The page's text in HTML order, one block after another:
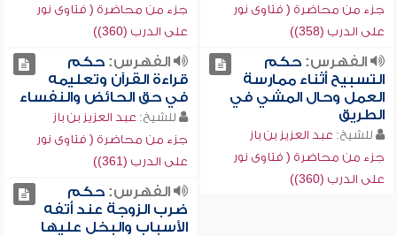
جزء من محاضرة ( فتاوى نور
على الدرب (358))
جزء من محاضرة ( فتاوى نور
على الدرب (360))
الفهرس:حكم
التسبيح أثناء ممارسة
العمل وحال المشي في
الطريق
للشيخ: عبد العزيز بن باز
جزء من محاضرة ( فتاوى نور
على الدرب (360))
الفهرس:حكم
قراءة القرآن وتعليمه
في حق الحائض والنفساء
للشيخ: عبد العزيز بن باز
جزء من محاضرة ( فتاوى نور
على الدرب (361))
الفهرس:حكم
ضرب الزوجة عند أتفه
الأسباب والبخل عليها